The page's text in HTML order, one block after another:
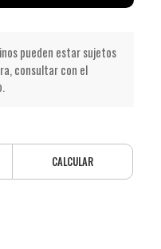
pueden estar sujetos
consultar con el
CALCULAR